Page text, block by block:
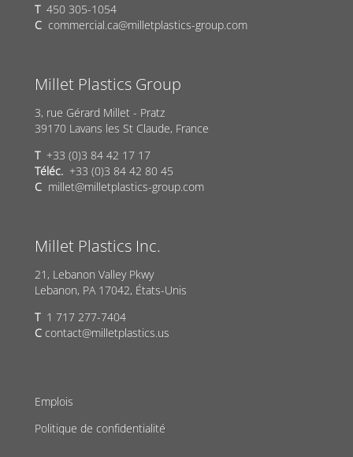
T450 305-1054
C commercial.ca@milletplastics-group.com
Millet Plastics Group
3, rue Gérard Millet - Pratz
39170 Lavans les St Claude, France
T+33 (0)3 84 42 17 17
Téléc. +33 (0)3 84 42 80 45
C millet@milletplastics-group.com
Millet Plastics Inc.
21, Lebanon Valley Pkwy
Lebanon, PA 17042, États-Unis
T1 717 277-7404
C contact@milletplastics.us
Emplois
Politique de confidentialité